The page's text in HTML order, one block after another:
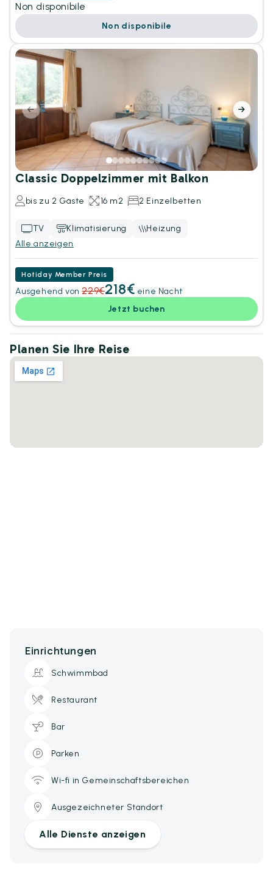
Non disponibile
Non disponibile
Classic Doppelzimmer mit Balkon
bis zu 2 Gäste 16 m2 2 Einzelbetten
TV Klimatisierung
Heizung
Alle anzeigen
Hotiday Member Preis
Ausgehend von 229€218€ eine Nacht
Jetzt buchen
Planen Sie Ihre Reise
Einrichtungen
Schwimmbad
Restaurant
Bar
Parken
Wi-fi in Gemeinschaftsbereichen
Ausgezeichneter Standort
Alle Dienste anzeigen